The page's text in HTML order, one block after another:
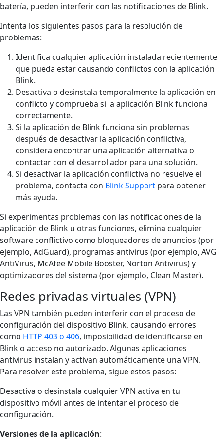
batería, pueden interferir con las notificaciones de Blink.
Intenta los siguientes pasos para la resolución de
problemas:
Identifica cualquier aplicación instalada recientemente
que pueda estar causando conflictos con la aplicación
Blink.
Desactiva o desinstala temporalmente la aplicación en
conflicto y comprueba si la aplicación Blink funciona
correctamente.
Si la aplicación de Blink funciona sin problemas
después de desactivar la aplicación conflictiva,
considera encontrar una aplicación alternativa o
contactar con el desarrollador para una solución.
Si desactivar la aplicación conflictiva no resuelve el
problema, contacta con Blink Support para obtener
más ayuda.
Si experimentas problemas con las notificaciones de la
aplicación de Blink u otras funciones, elimina cualquier
software conflictivo como bloqueadores de anuncios (por
ejemplo, AdGuard), programas antivirus (por ejemplo, AVG
AntiVirus, McAfee Mobile Booster, Norton Antivirus) y
optimizadores del sistema (por ejemplo, Clean Master).
Redes privadas virtuales (VPN)
Las VPN también pueden interferir con el proceso de
configuración del dispositivo Blink, causando errores
como HTTP 403 o 406, imposibilidad de identificarse en
Blink o acceso no autorizado. Algunas aplicaciones
antivirus instalan y activan automáticamente una VPN.
Para resolver este problema, sigue estos pasos:
Desactiva o desinstala cualquier VPN activa en tu
dispositivo móvil antes de intentar el proceso de
configuración.
Versiones de la aplicación: